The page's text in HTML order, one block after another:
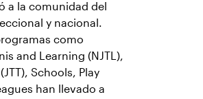
a la comunidad del
y nacional.
como
and Learning (NJTL),
Schools, Play
han llevado a